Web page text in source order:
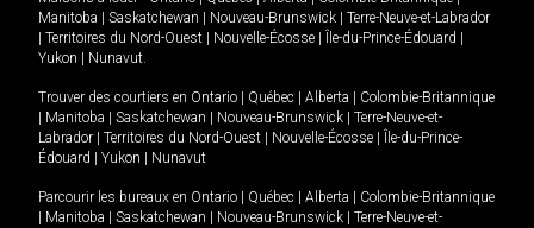
Manitoba
Saskatchewan Nouveau-Brunswick
Terre-Neuve-et-Labrador
Territoires du Nord-Ouest Nouvelle-Écosse Île-du-Prince-Édouard
Yukon
Nunavut.
Trouver des courtiers en Ontario Québec Alberta
Colombie-Britannique
Manitoba Saskatchewan Nouveau-Brunswick
Terre-Neuve-et-
Labrador
Territoires du Nord-Ouest Nouvelle-Écosse
Île-du-Prince-
Édouard
Yukon Nunavut
Parcourir les bureaux en Ontario Québec Alberta
Colombie-Britannique
Manitoba Saskatchewan Nouveau-Brunswick
Terre-Neuve-et-